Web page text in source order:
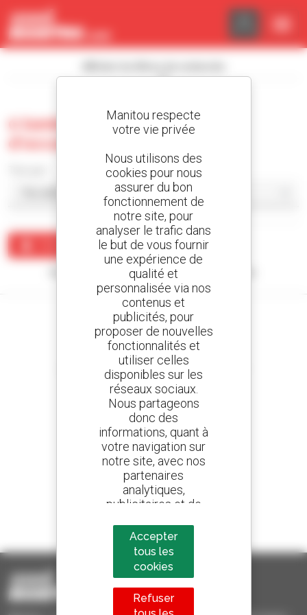
0 tombereau sur chenilles
Créer une alerte
Aucun résultat ne correspond à votre recherche.
Créez vos alertes
et recevez des annonces de matériels d'occasion
800 concessionnaires
Manitou partout dans le monde
vendu dans le monde est un Manitou
Panneau de gestion des cookies
Manitou respecte
votre vie privée
Nous utilisons des
cookies pour nous
assurer du bon
fonctionnement de
notre site, pour
analyser le trafic dans
le but de vous fournir
une expérience de
qualité et
personnalisée via nos
contenus et
publicités, pour
proposer de nouvelles
fonctionnalités et
utiliser celles
disponibles sur les
réseaux sociaux.
Nous partageons
donc des
informations, quant à
votre navigation sur
notre site, avec nos
partenaires
analytiques,
publicitaires et de
Nous ne vendons pas
des données à des
tiers
Accepter
tous les
cookies
Refuser